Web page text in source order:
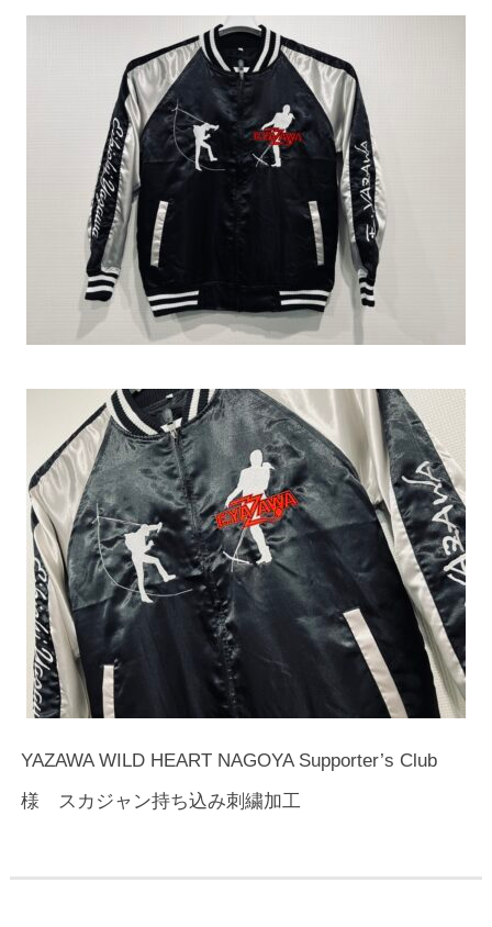
YAZAWA WILD HEART NAGOYA Supporter’s Club
様 スカジャン持ち込み刺繍加工